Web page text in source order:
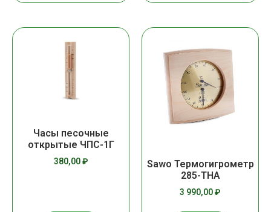
Часы песочные
открытые ЧПС-1Г
380,00₽
Sawo Термогигрометр
285-THA
3 990,00₽